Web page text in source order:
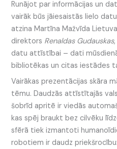
Runājot par informācijas un
vairāk būs jāiesaistās lielo
atzina Martīna Mažvīda
direktors Renaldas Gudauskas
datu attīstībai – dati
bibliotēkas un citas iestādes
Vairākas prezentācijas skāra
tēmu. Daudzās attīstītajās
šobrīd apritē ir viedās
kas spēj braukt bez cilvēku
sfērā tiek izmantoti
robotiem ir daudz